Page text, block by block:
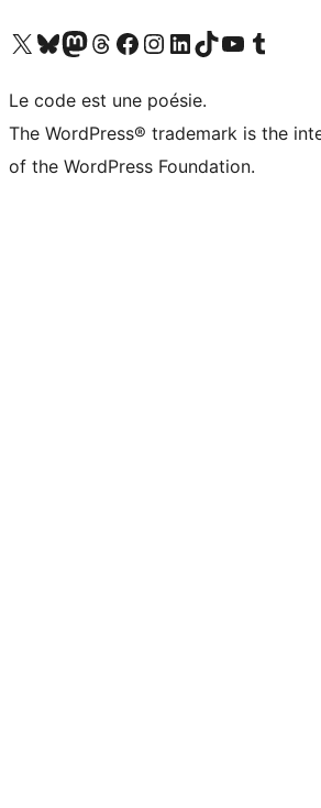
Visitez notre compte X (précédemment Twitter)
Visiter notre compte Bluesky
Visiter notre compte Mastodon
Visiter notre compte Threads
Consulter notre compte Facebook
Consulter notre compte Instagram
Consulter notre compte LinkedIn
Visiter notre compte TokTok
Visiter notre chaîne YouTube
Visiter notre compte Tumblr
Le code est une poésie.
The WordPress® trademark is the
of the WordPress Foundation.